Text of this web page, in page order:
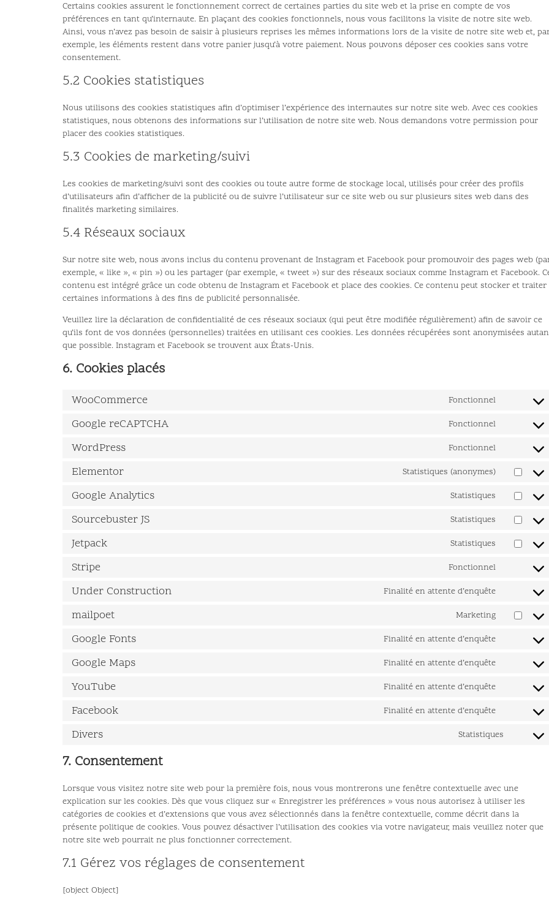
Certains cookies assurent le fonctionnement correct de certaines parties du site web et la prise en compte de vos
préférences en tant qu’internaute. En plaçant des cookies fonctionnels, nous vous facilitons la visite de notre site web.
Ainsi, vous n’avez pas besoin de saisir à plusieurs reprises les mêmes informations lors de la visite de notre site web et,
exemple, les éléments restent dans votre panier jusqu’à votre paiement. Nous pouvons déposer ces cookies sans votre
consentement.
5.2 Cookies statistiques
Nous utilisons des cookies statistiques afin d’optimiser l’expérience des internautes sur notre site web. Avec ces cookies
statistiques, nous obtenons des informations sur l’utilisation de notre site web. Nous demandons votre permission pour
placer des cookies statistiques.
5.3 Cookies de marketing/suivi
Les cookies de marketing/suivi sont des cookies ou toute autre forme de stockage local, utilisés pour créer des profils
d’utilisateurs afin d’afficher de la publicité ou de suivre l’utilisateur sur ce site web ou sur plusieurs sites web dans des
finalités marketing similaires.
5.4 Réseaux sociaux
Sur notre site web, nous avons inclus du contenu provenant de Instagram et Facebook pour promouvoir des pages web
exemple, « like », « pin ») ou les partager (par exemple, « tweet ») sur des réseaux sociaux comme Instagram et Facebook.
contenu est intégré grâce un code obtenu de Instagram et Facebook et place des cookies. Ce contenu peut stocker et traiter
certaines informations à des fins de publicité personnalisée.
Veuillez lire la déclaration de confidentialité de ces réseaux sociaux (qui peut être modifiée régulièrement) afin de savoir ce
qu’ils font de vos données (personnelles) traitées en utilisant ces cookies. Les données récupérées sont anonymisées
que possible. Instagram et Facebook se trouvent aux États-Unis.
6. Cookies placés
WooCommerce Fonctionnel
Google reCAPTCHA Fonctionnel
WordPress Fonctionnel
Elementor Statistiques (anonymes)
Google Analytics Statistiques
Sourcebuster JS Statistiques
Jetpack Statistiques
Stripe Fonctionnel
Under Construction Finalité en attente d’enquête
mailpoet Marketing
Google Fonts Finalité en attente d’enquête
Google Maps Finalité en attente d’enquête
YouTube Finalité en attente d’enquête
Facebook Finalité en attente d’enquête
Divers Statistiques
7. Consentement
Lorsque vous visitez notre site web pour la première fois, nous vous montrerons une fenêtre contextuelle avec une
explication sur les cookies. Dès que vous cliquez sur « Enregistrer les préférences » vous nous autorisez à utiliser les
catégories de cookies et d’extensions que vous avez sélectionnés dans la fenêtre contextuelle, comme décrit dans la
présente politique de cookies. Vous pouvez désactiver l’utilisation des cookies via votre navigateur, mais veuillez noter que
notre site web pourrait ne plus fonctionner correctement.
7.1 Gérez vos réglages de consentement
[object Object]